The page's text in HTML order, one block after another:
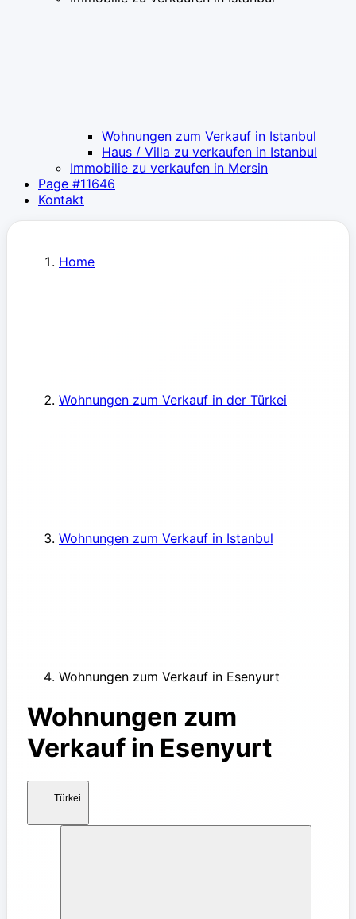
Wohnungen zum Verkauf in Istanbul
Haus / Villa zu verkaufen in Istanbul
Immobilie zu verkaufen in Mersin
Page #11646
Kontakt
Home
Wohnungen zum Verkauf in der Türkei
Wohnungen zum Verkauf in Istanbul
Wohnungen zum Verkauf in Esenyurt
Wohnungen zum
Verkauf in Esenyurt
Türkei